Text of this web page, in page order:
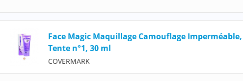
Face Magic Maquillage Camouflage Imperméable,
Tente n°1, 30 ml
COVERMARK